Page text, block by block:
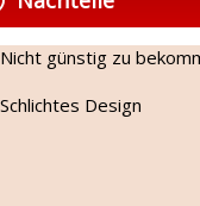
Nicht günstig zu
Schlichtes Design